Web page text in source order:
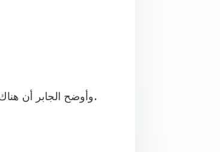
وأوضح الجابر أن هناك خططا أيضا لإقامة قرى مسبقة التجهيز للمشجعين على مساحات خالية.